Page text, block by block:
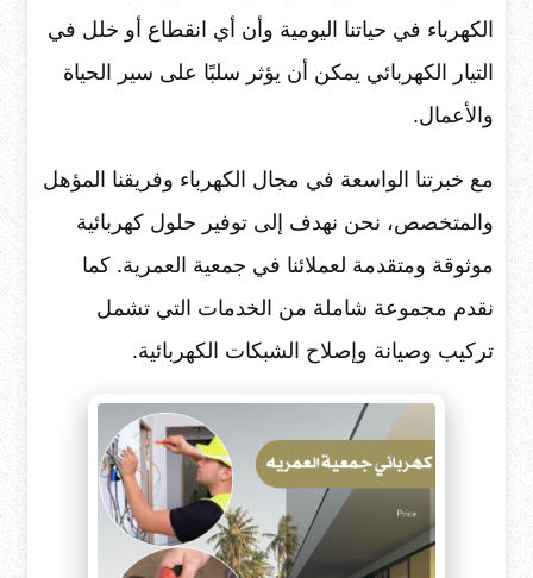
الكهرباء في حياتنا اليومية وأن أي انقطاع أو خلل في
التيار الكهربائي يمكن أن يؤثر سلبًا على سير الحياة
والأعمال.
مع خبرتنا الواسعة في مجال الكهرباء وفريقنا المؤهل
والمتخصص، نحن نهدف إلى توفير حلول كهربائية
موثوقة ومتقدمة لعملائنا في جمعية العمرية. كما
نقدم مجموعة شاملة من الخدمات التي تشمل
تركيب وصيانة وإصلاح الشبكات الكهربائية.